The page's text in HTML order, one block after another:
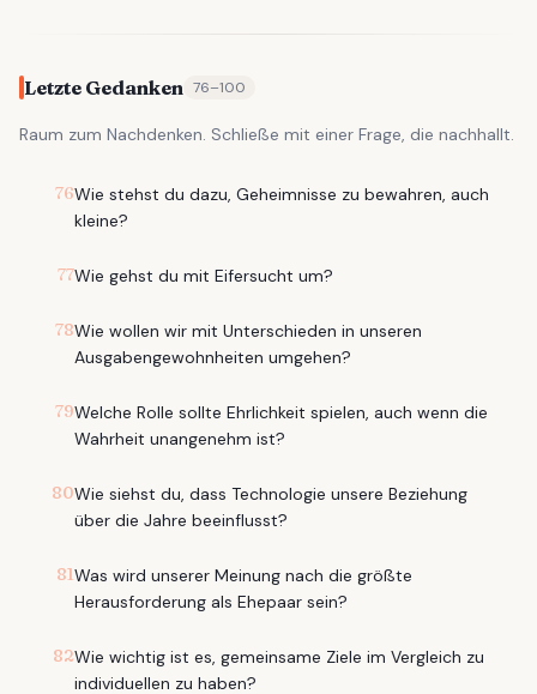
Letzte Gedanken 76–100
Raum zum Nachdenken. Schließe mit einer Frage, die nachhallt.
76Wie stehst du dazu, Geheimnisse zu bewahren, auch
kleine?
77Wie gehst du mit Eifersucht um?
78Wie wollen wir mit Unterschieden in unseren
Ausgabengewohnheiten umgehen?
79Welche Rolle sollte Ehrlichkeit spielen, auch wenn die
Wahrheit unangenehm ist?
80Wie siehst du, dass Technologie unsere Beziehung
über die Jahre beeinflusst?
81Was wird unserer Meinung nach die größte
Herausforderung als Ehepaar sein?
82Wie wichtig ist es, gemeinsame Ziele im Vergleich zu
individuellen zu haben?